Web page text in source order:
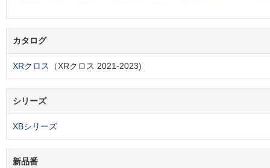
カタログ
XRクロス （XRクロス 2021-2023)
シリーズ
XBシリーズ
新品番